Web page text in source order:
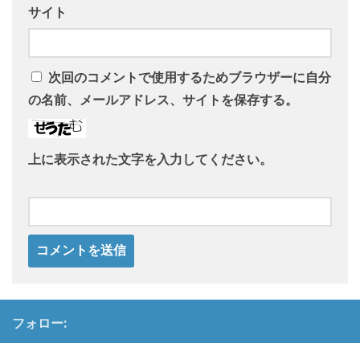
サイト
次回のコメントで使用するためブラウザーに自分
の名前、メールアドレス、サイトを保存する。
上に表示された文字を入力してください。
フォロー: